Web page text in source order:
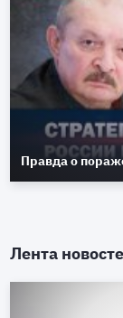
Правда о
Лента